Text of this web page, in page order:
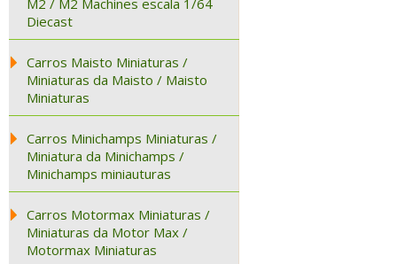
M2 / M2 Machines escala 1/64
Diecast
Carros Maisto Miniaturas /
Miniaturas da Maisto / Maisto
Miniaturas
Carros Minichamps Miniaturas /
Miniatura da Minichamps /
Minichamps miniauturas
Carros Motormax Miniaturas /
Miniaturas da Motor Max /
Motormax Miniaturas